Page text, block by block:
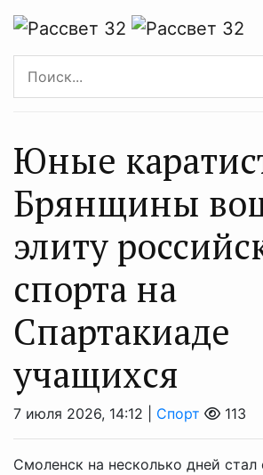
Юные
Брянщины
элиту
спорта на
Спартакиаде
учащихся
7 июля 2026, 14:12 | Спорт 113
Смоленск на несколько дней стал